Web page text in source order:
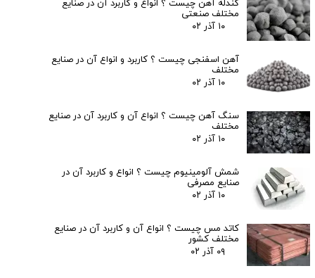
گندله آهن چیست ؟ انواع و کاربرد آن در صنایع
مختلف صنعتی
۱۰ آذر ۰۲
آهن اسفنجی چیست ؟ کاربرد و انواع آن در صنایع
مختلف
۱۰ آذر ۰۲
سنگ آهن چیست ؟ انواع آن و کاربرد آن در صنایع
مختلف
۱۰ آذر ۰۲
شمش آلومینیوم چیست ؟ انواع و کاربرد آن در
صنایع مصرفی
۱۰ آذر ۰۲
کاتد مس چیست ؟ انواع آن و کاربرد آن در صنایع
مختلف کشور
۰۹ آذر ۰۲